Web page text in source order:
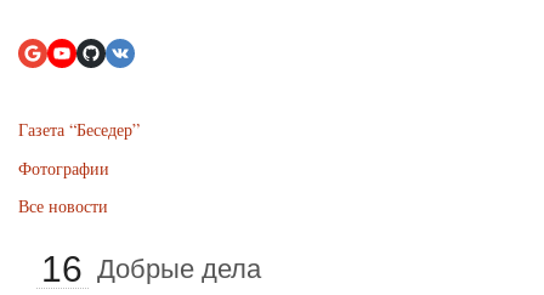
Газета “Беседер”
Фотографии
Все новости
16 Добрые дела